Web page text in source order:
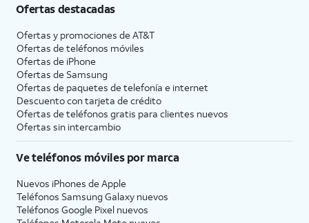
Ofertas destacadas
Ofertas y promociones de AT&T
Ofertas de teléfonos móviles
Ofertas de iPhone
Ofertas de Samsung
Ofertas de paquetes de telefonía e internet
Descuento con tarjeta de crédito
Ofertas de teléfonos gratis para clientes nuevos
Ofertas sin intercambio
Ve teléfonos móviles por marca
Nuevos iPhones de Apple
Teléfonos Samsung Galaxy nuevos
Teléfonos Google Pixel nuevos